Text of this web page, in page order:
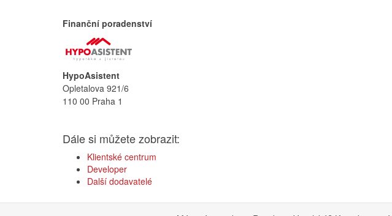
Finanční poradenství
HypoAsistent
Opletalova 921/6
110 00 Praha 1
Dále si můžete zobrazit:
Klientské centrum
Developer
Další dodavatelé